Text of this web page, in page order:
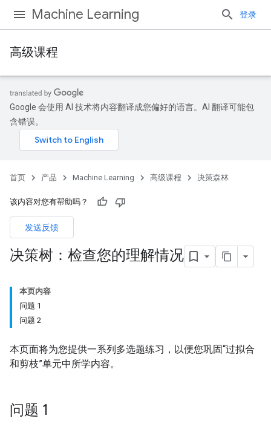
Machine Learning 登录
高级课程
Google 会使用 AI 技术将内容翻译成您偏好的语言。AI 翻译可能包
含错误。
首页 产品 Machine Learning 高级课程 决策森林
该内容对您有帮助吗？
发送反馈
决策树：检查您的理解情况
本页内容
问题 1
问题 2
本页面将为您提供一系列多选题练习，以便您巩固“过拟合
和剪枝”单元中所学内容。
问题 1